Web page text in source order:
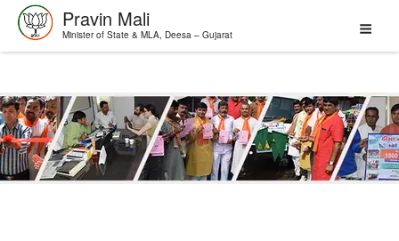
Skip
to
content
Pravin Mali
Minister of State & MLA, Deesa – Gujarat